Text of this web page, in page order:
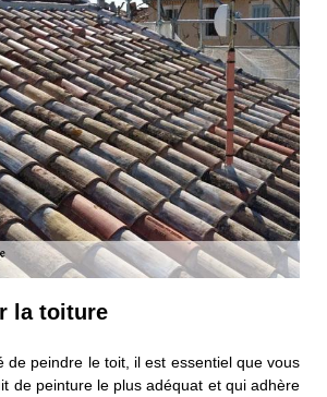
la toiture
de peindre le toit, il est essentiel que vous
de peinture le plus adéquat et qui adhère